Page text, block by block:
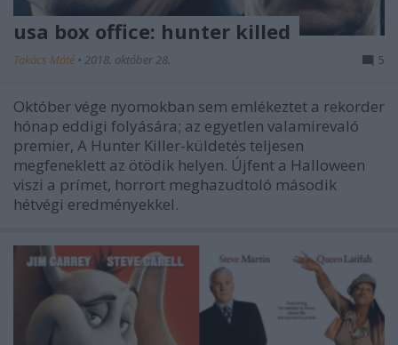
usa box office: hunter killed
Takács Máté • 2018. október 28. 5
Október vége nyomokban sem emlékeztet a rekorder
hónap eddigi folyására; az egyetlen valamirevaló
premier, A Hunter Killer-küldetés teljesen
megfeneklett az ötödik helyen. Újfent a Halloween
viszi a prímet, horrort meghazudtoló második
hétvégi eredményekkel.